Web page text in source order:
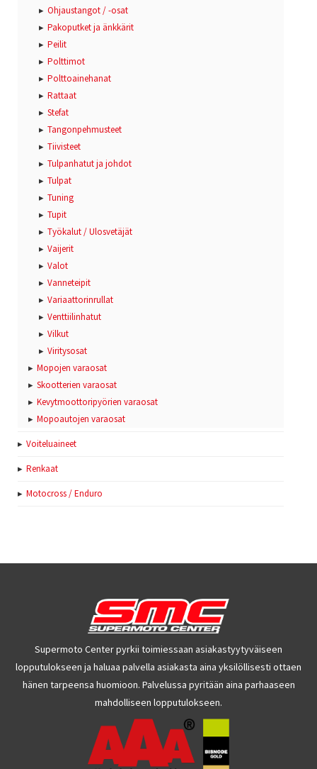
Ohjaustangot / -osat
Pakoputket ja änkkärit
Peilit
Polttimot
Polttoainehanat
Rattaat
Stefat
Tangonpehmusteet
Tiivisteet
Tulpanhatut ja johdot
Tulpat
Tuning
Tupit
Työkalut / Ulosvetäjät
Vaijerit
Valot
Vanneteipit
Variaattorinrullat
Venttiilinhatut
Vilkut
Viritysosat
Mopojen varaosat
Skootterien varaosat
Kevytmoottoripyörien varaosat
Mopoautojen varaosat
Voiteluaineet
Renkaat
Motocross / Enduro
Supermoto Center pyrkii toimiessaan asiakastyytyväiseen
lopputulokseen ja haluaa palvella asiakasta aina yksilöllisesti ottaen
hänen tarpeensa huomioon. Palvelussa pyritään aina parhaaseen
mahdolliseen lopputulokseen.